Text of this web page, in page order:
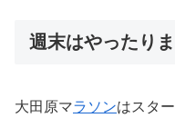
週末はやったり
大田原マラソンはスタ